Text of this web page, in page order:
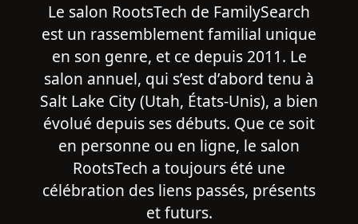
Le salon RootsTech de FamilySearch
est un rassemblement familial unique
en son genre, et ce depuis 2011. Le
salon annuel, qui s’est d’abord tenu à
Salt Lake City (Utah, États-Unis), a bien
évolué depuis ses débuts. Que ce soit
en personne ou en ligne, le salon
RootsTech a toujours été une
célébration des liens passés, présents
et futurs.